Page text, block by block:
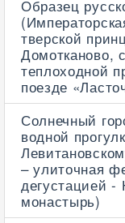
Образец
тверской
Домотканово,
теплоходной
поезде
Солнечный
водной
– улиточная
дегустацией
монастырь)